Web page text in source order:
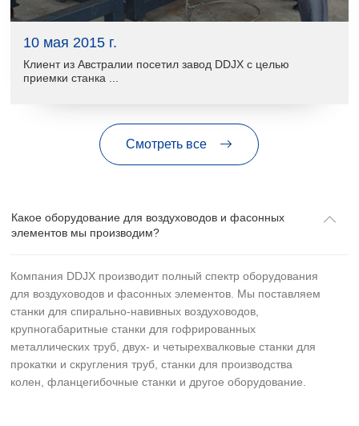
10 мая 2015 г.
Клиент из Австралии посетил завод DDJX с целью
приемки станка ...
Смотреть все
Какое оборудование для воздуховодов и фасонных
элементов мы производим?
Компания DDJX производит полный спектр оборудования
для воздуховодов и фасонных элементов. Мы поставляем
станки для спирально-навивных воздуховодов,
крупногабаритные станки для гофрированных
металлических труб, двух- и четырехвалковые станки для
прокатки и скругления труб, станки для производства
колен, фланцегибочные станки и другое оборудование.